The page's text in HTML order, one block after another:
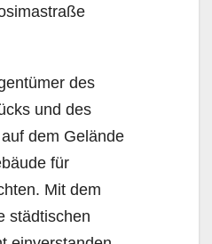
des
und des
dem Gelände
für
Mit dem
städtischen